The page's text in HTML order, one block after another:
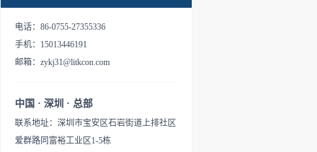
电话：86-0755-27355336
手机：15013446191
邮箱：zykj31@litkcon.com
中国 · 深圳 · 总部
联系地址：深圳市宝安区石岩街道上排社区
爱群路同富裕工业区1-5栋